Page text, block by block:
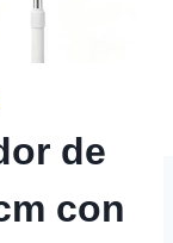
de
con